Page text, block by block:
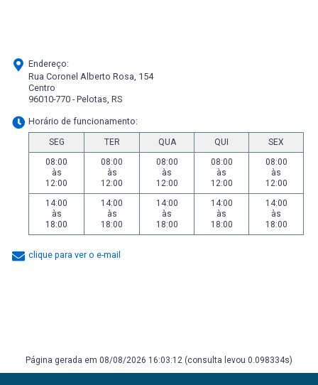
Endereço:
Rua Coronel Alberto Rosa, 154
Centro
96010-770 - Pelotas, RS
Horário de funcionamento:
SEG TER QUA QUI
SEX
08:00
às
12:00
08:00
às
12:00
08:00
às
12:00
08:00
às
12:00
08:00
às
12:00
14:00
às
18:00
14:00
às
18:00
14:00
às
18:00
14:00
às
18:00
14:00
às
18:00
clique para ver o e-mail
Página gerada em 08/08/2026 16:03:12 (consulta levou 0.098334s)